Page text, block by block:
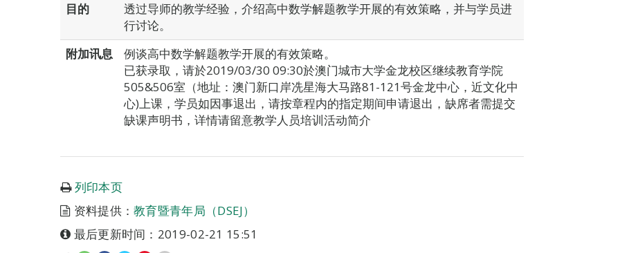
目的
透过导师的教学经验，介绍高中数学解题教学开展的有效策略，并与学员进
行讨论。
附加讯息
例谈高中数学解题教学开展的有效策略。
已获录取，请於2019/03/30 09:30於澳门城市大学金龙校区继续教育学院
505&506室（地址：澳门新口岸冼星海大马路81-121号金龙中心，近文化中
心)上课，学员如因事退出，请按章程内的指定期间申请退出，缺席者需提交
缺课声明书，详情请留意教学人员培训活动简介
列印本页
资料提供：教育暨青年局（DSEJ）
最后更新时间：2019-02-21 15:51